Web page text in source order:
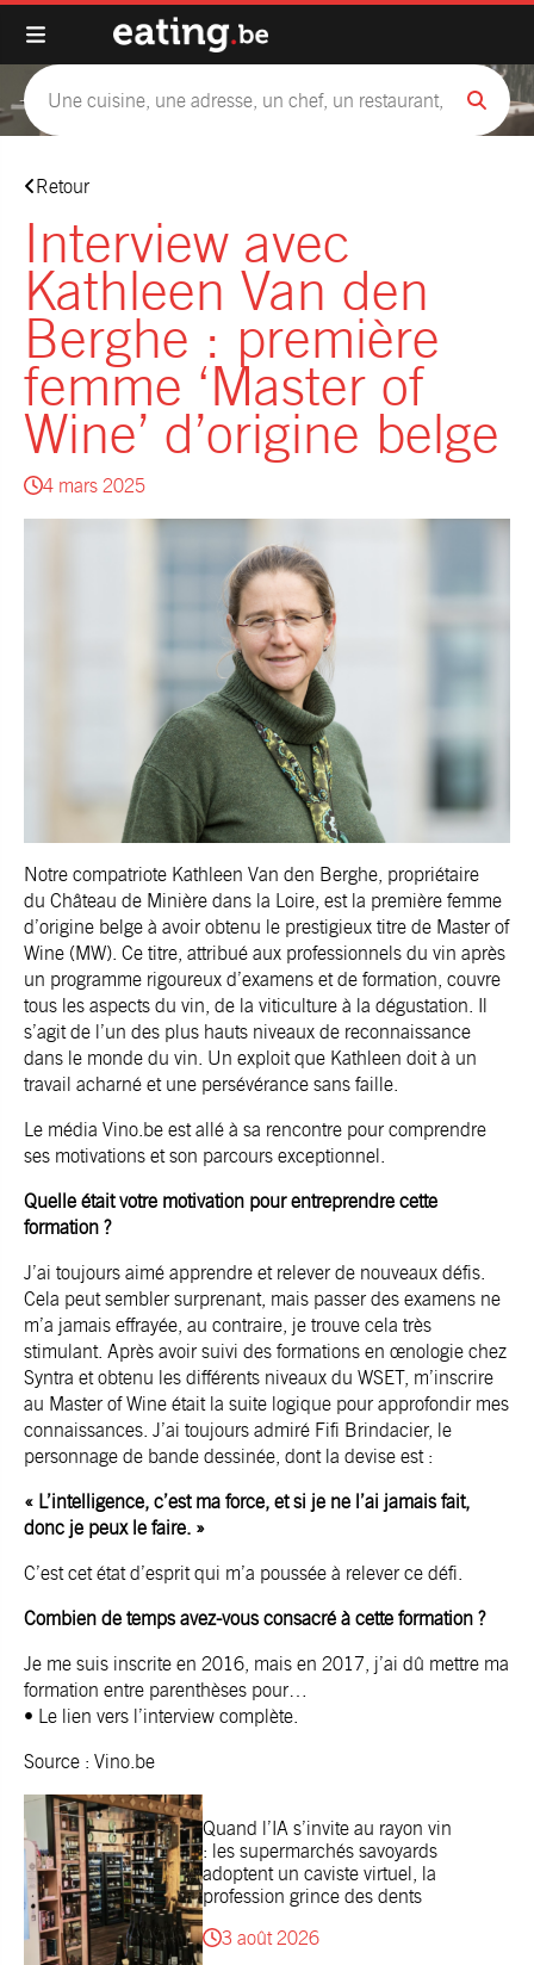
Retour
Interview avec
Kathleen Van den
Berghe : première
femme ‘Master of
Wine’ d’origine belge
4 mars 2025
Notre compatriote Kathleen Van den Berghe, propriétaire
du Château de Minière dans la Loire, est la première femme
d’origine belge à avoir obtenu le prestigieux titre de Master of
Wine (MW). Ce titre, attribué aux professionnels du vin après
un programme rigoureux d’examens et de formation, couvre
tous les aspects du vin, de la viticulture à la dégustation. Il
s’agit de l’un des plus hauts niveaux de reconnaissance
dans le monde du vin. Un exploit que Kathleen doit à un
travail acharné et une persévérance sans faille.
Le média Vino.be est allé à sa rencontre pour comprendre
ses motivations et son parcours exceptionnel.
Quelle était votre motivation pour entreprendre cette
formation ?
J’ai toujours aimé apprendre et relever de nouveaux défis.
Cela peut sembler surprenant, mais passer des examens ne
m’a jamais effrayée, au contraire, je trouve cela très
stimulant. Après avoir suivi des formations en œnologie chez
Syntra et obtenu les différents niveaux du WSET, m’inscrire
au Master of Wine était la suite logique pour approfondir mes
connaissances. J’ai toujours admiré Fifi Brindacier, le
personnage de bande dessinée, dont la devise est :
« L’intelligence, c’est ma force, et si je ne l’ai jamais fait,
donc je peux le faire. »
C’est cet état d’esprit qui m’a poussée à relever ce défi.
Combien de temps avez-vous consacré à cette formation ?
Je me suis inscrite en 2016, mais en 2017, j’ai dû mettre ma
formation entre parenthèses pour…
• Le lien vers l’interview complète
Source : Vino.be
Quand l’IA s’invite au rayon vin
: les supermarchés savoyards
adoptent un caviste virtuel, la
profession grince des dents
3 août 2026